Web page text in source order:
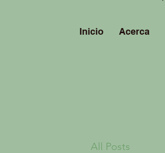
Inicio Acerca
All Posts